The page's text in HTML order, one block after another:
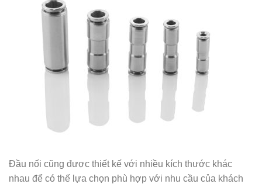
Đầu nối cũng được thiết kế với nhiều kích thước khác
nhau để có thế lựa chọn phù hợp với nhu cầu của khách